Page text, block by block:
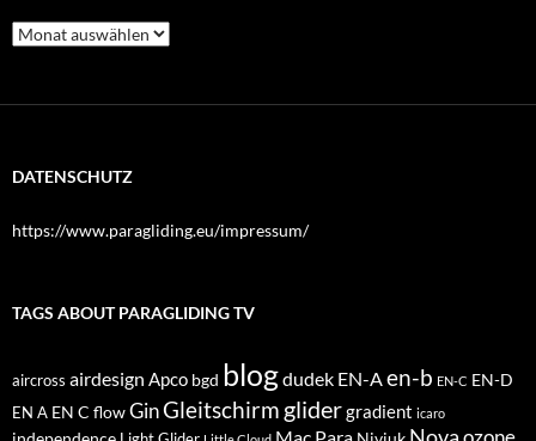
Archiv
DATENSCHUTZ
https://www.paragliding.eu/impressum/
TAGS ABOUT PARAGLIDING TV
aircross airdesign Apco bgd blogdudek EN-A en-b EN-C EN-D
EN A EN C flowGinGleitschirm glidergradient icaro
Mac Para